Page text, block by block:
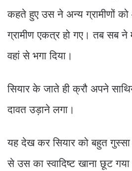
कहते हुए उस ने अन्य ग्रामीणों
ग्रामीण एकत्र हो गए। तब सब ने
वहां से भगा दिया।
सियार के जाते ही क्रौ अपने
दावत उड़ाने लगा।
यह देख कर सियार को बहुत
से उस का स्वादिष्ट खाना छूट